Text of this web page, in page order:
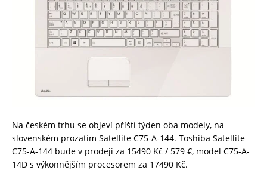
Na českém trhu se objeví příští týden oba modely, na
slovenském prozatím Satellite C75-A-144. Toshiba Satellite
C75-A-144 bude v prodeji za 15490 Kč / 579 €, model C75-A-
14D s výkonnějším procesorem za 17490 Kč.